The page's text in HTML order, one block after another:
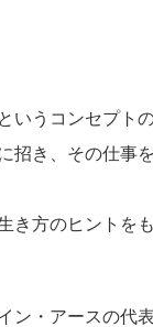
いうコンセプトの
招き、その仕事
き方のヒントを
ン・アースの代